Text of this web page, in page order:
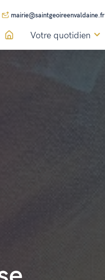
mairie@saintgeoireenvaldaine.fr
Votre quotidien